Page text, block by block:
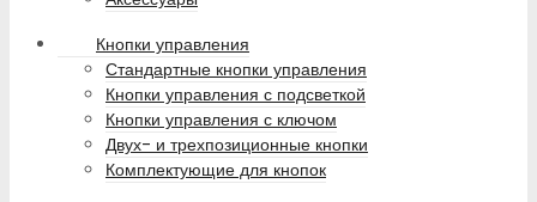
Кнопки управления
Стандартные кнопки управления
Кнопки управления с подсветкой
Кнопки управления с ключом
Двух- и трехпозиционные кнопки
Комплектующие для кнопок